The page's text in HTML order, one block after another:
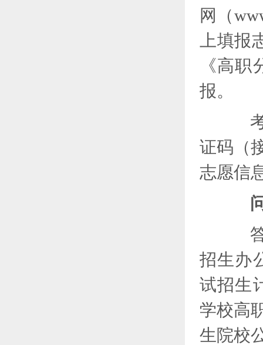
网（
上填
《高
报。
考
证码（
志愿信
答
招生办
试招生
学校高
生院校